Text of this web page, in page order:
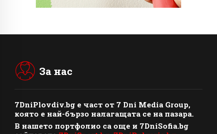
За нас
7DniPlovdiv.bg e част от 7 Dni Media Group,
която е най-бързо налагащата се на пазара.
В нашето портфолио са още и 7DniSofia.bg